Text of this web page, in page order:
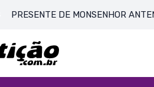
DE MONSENHOR ANTENOR